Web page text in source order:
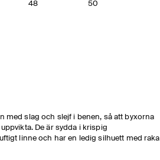
48 50
med slag och slejf i benen, så att byxorna
De är sydda i krispig
linne och har en ledig silhuett med raka